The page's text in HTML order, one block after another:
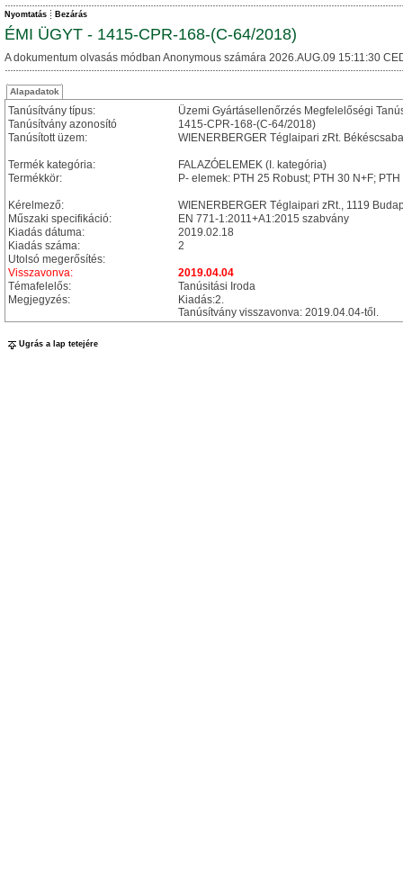
Nyomtatás Bezárás
ÉMI ÜGYT - 1415-CPR-168-(C-64/2018)
A dokumentum olvasás módban Anonymous számára 2026.AUG.09 15:11:30
Alapadatok
Tanúsítvány típus:
Üzemi Gyártásellenőrzés Megfelelőségi
Tanúsítvány azonosító
1415-CPR-168-(C-64/2018)
Tanúsított üzem:
WIENERBERGER Téglaipari zRt.
Termék kategória:
FALAZÓELEMEK (I. kategória)
Termékkör:
P- elemek: PTH 25 Robust; PTH 30 N+F;
Kérelmező:
WIENERBERGER Téglaipari zRt., 1119
Műszaki specifikáció:
EN 771-1:2011+A1:2015 szabvány
Kiadás dátuma:
2019.02.18
Kiadás száma:
2
Utolsó megerősítés:
Visszavonva:
2019.04.04
Témafelelős:
Tanúsitási Iroda
Megjegyzés:
Kiadás:2.
Tanúsítvány visszavonva: 2019.04.04-től.
Ugrás a lap tetejére